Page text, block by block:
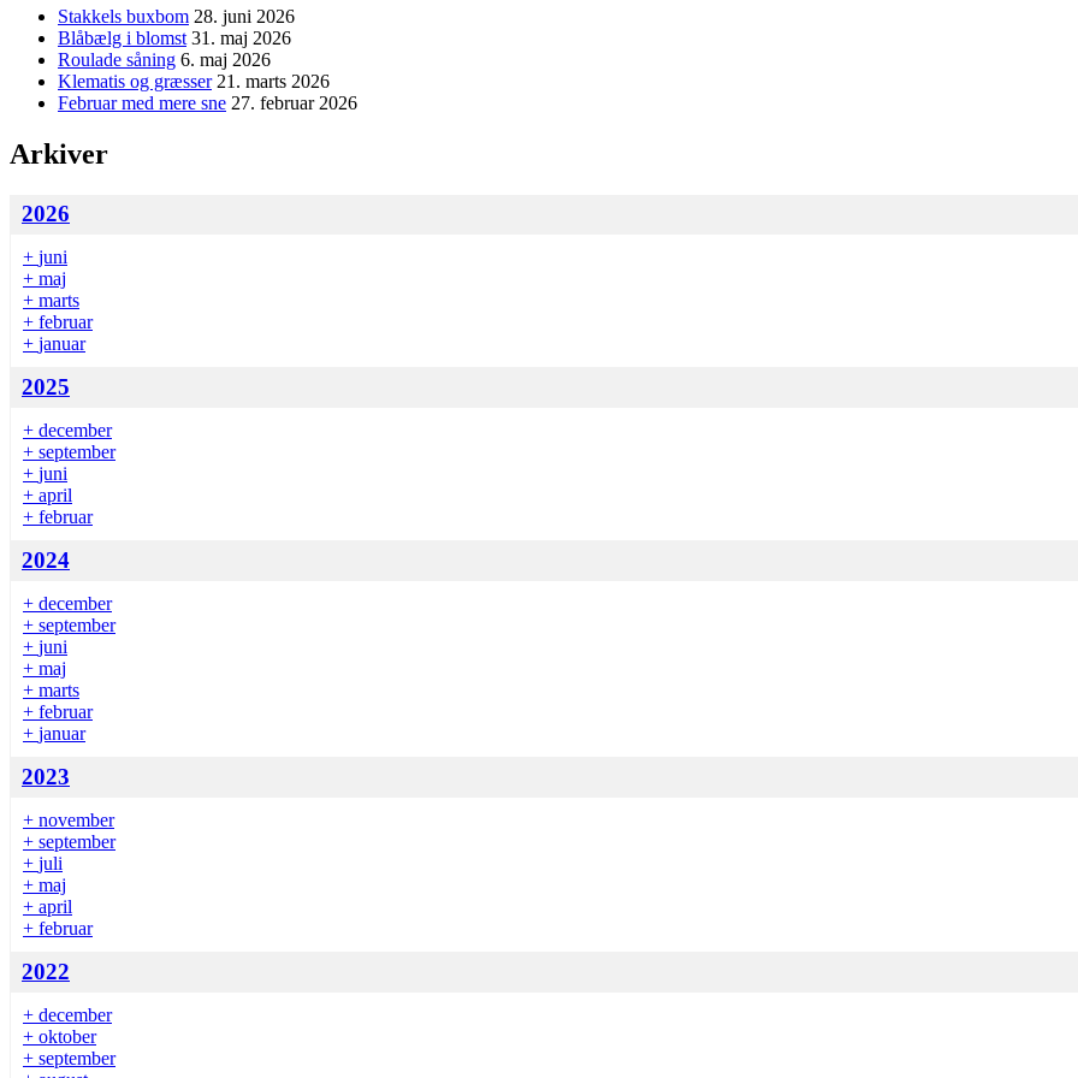
Stakkels buxbom 28. juni 2026
Blåbælg i blomst 31. maj 2026
Roulade såning 6. maj 2026
Klematis og græsser 21. marts 2026
Februar med mere sne 27. februar 2026
Arkiver
2026
+ juni
+ maj
+ marts
+ februar
+ januar
2025
+ december
+ september
+ juni
+ april
+ februar
2024
+ december
+ september
+ juni
+ maj
+ marts
+ februar
+ januar
2023
+ november
+ september
+ juli
+ maj
+ april
+ februar
2022
+ december
+ oktober
+ september